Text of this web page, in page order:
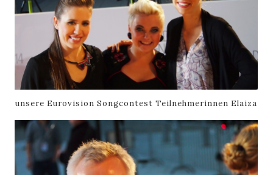
unsere Eurovision Songcontest Teilnehmerinnen Elaiza